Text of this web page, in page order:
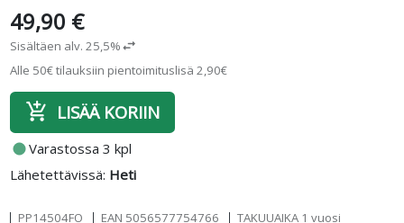
49,90 €
Sisältäen alv. 25,5%swap_horiz
Alle 50€ tilauksiin pientoimituslisä 2,90€
add_shopping_cart LISÄÄ KORIIN
fiber_manual_recordVarastossa 3 kpl
Lähetettävissä: Heti
PP14504FO EAN 5056577754766 TAKUUAIKA 1 vuosi